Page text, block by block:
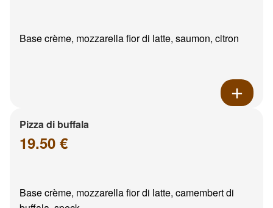
Base crème, mozzarella fior di latte, saumon, citron
Pizza di buffala
19.50 €
Base crème, mozzarella fior di latte, camembert di